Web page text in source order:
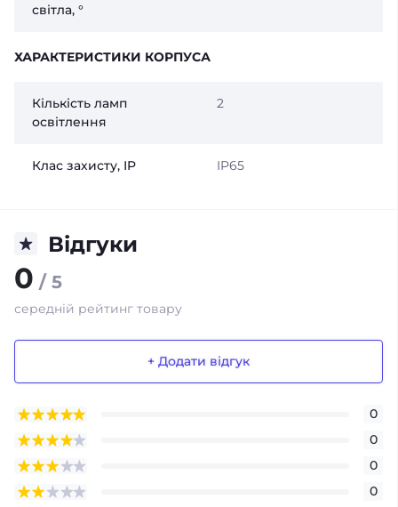
світла, °
ХАРАКТЕРИСТИКИ КОРПУСА
Кількість ламп
освітлення
2
Клас захисту, IP IP65
Відгуки
0 / 5
середній рейтинг товару
+ Додати відгук
0
0
0
0